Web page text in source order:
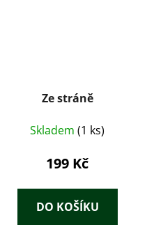
Ze stráně
Skladem (1 ks)
199 Kč
DO KOŠÍKU